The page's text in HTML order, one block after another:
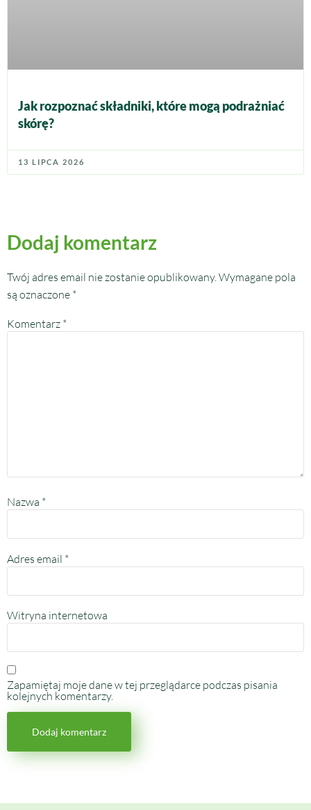
Jak rozpoznać składniki, które mogą podrażniać
skórę?
13 LIPCA 2026
Dodaj komentarz
Twój adres email nie zostanie opublikowany.Wymagane pola
są oznaczone *
Komentarz *
Nazwa *
Adres email *
Witryna internetowa
Zapamiętaj moje dane w tej przeglądarce podczas pisania
kolejnych komentarzy.